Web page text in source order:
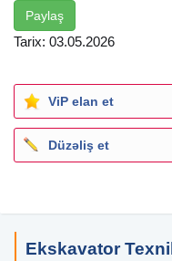
Paylaş
Tarix: 03.05.2026
ViP elan et
Düzəliş et
Ekskavator